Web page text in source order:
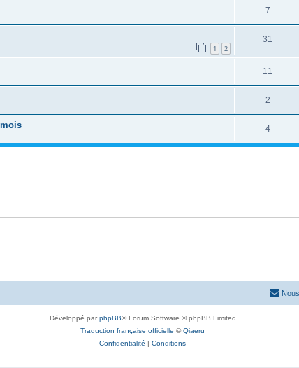
7
1 2
31
11
2
4
Développé parphpBB® Forum Software © phpBB Limited
Traduction française officielle ©Qiaeru
Confidentialité | Conditions